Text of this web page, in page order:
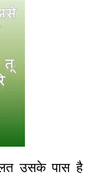
उसके पास है